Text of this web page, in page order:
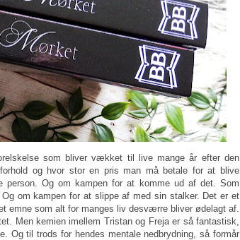
som bliver vækket til live mange år efter den
og hvor stor en pris man må betale for at blive
person. Og om kampen for at komme ud af det. Som
om kampen for at slippe af med sin stalker. Det er et
emne som alt for manges liv desværre bliver ødelagt af.
Men kemien imellem Tristan og Freja er så fantastisk,
Og til trods for hendes mentale nedbrydning, så formår